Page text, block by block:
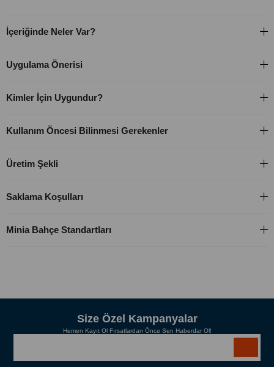
İçeriğinde Neler Var?
Uygulama Önerisi
Kimler İçin Uygundur?
Kullanım Öncesi Bilinmesi Gerekenler
Üretim Şekli
Saklama Koşulları
Minia Bahçe Standartları
Size Özel Kampanyalar
Hemen Kayıt Ol Fırsatlardan Önce Sen Haberdar Ol!